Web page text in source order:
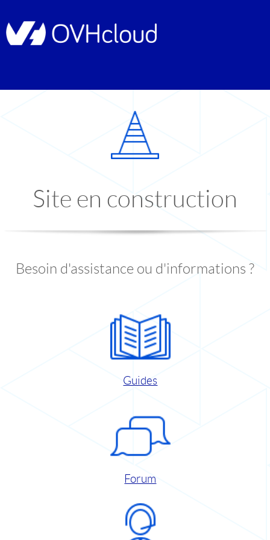
Site en construction
Besoin d'assistance ou d'informations ?
Guides
Forum